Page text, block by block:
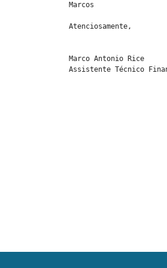
Marcos
Atenciosamente,
Marco Antonio Rice
Assistente Técnico